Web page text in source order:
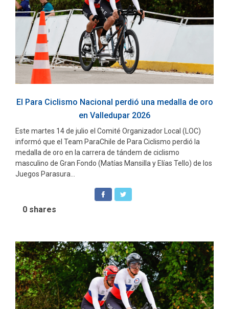
El Para Ciclismo Nacional perdió una medalla de oro
en Valledupar 2026
Este martes 14 de julio el Comité Organizador Local (LOC)
informó que el Team ParaChile de Para Ciclismo perdió la
medalla de oro en la carrera de tándem de ciclismo
masculino de Gran Fondo (Matías Mansilla y Elías Tello) de los
Juegos Parasura...
0 shares